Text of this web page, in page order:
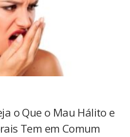
o Que o Mau Hálito e
Tem em Comum